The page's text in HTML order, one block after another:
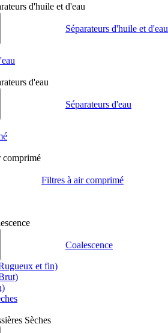
d'huile et d'eau
Séparateurs d'huile et d'eau
d'eau
Séparateurs d'eau
comprimé
Filtres à air comprimé
Coalescence
et fin)
Sèches